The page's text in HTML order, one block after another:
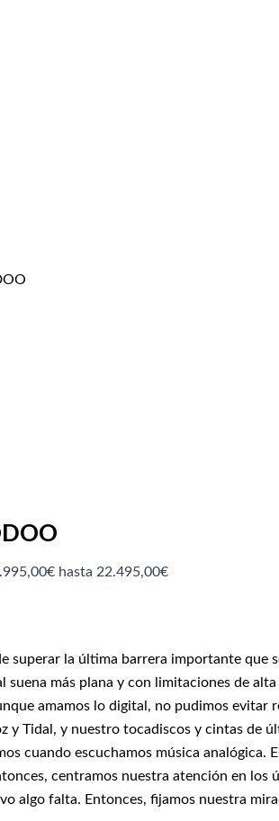
hasta 22.495,00€
superar la última barrera importante
más plana y con limitaciones de
amamos lo digital, no pudimos
Tidal, y nuestro tocadiscos y cintas de
cuando escuchamos música
centramos nuestra atención en
algo falta. Entonces, fijamos nuestra